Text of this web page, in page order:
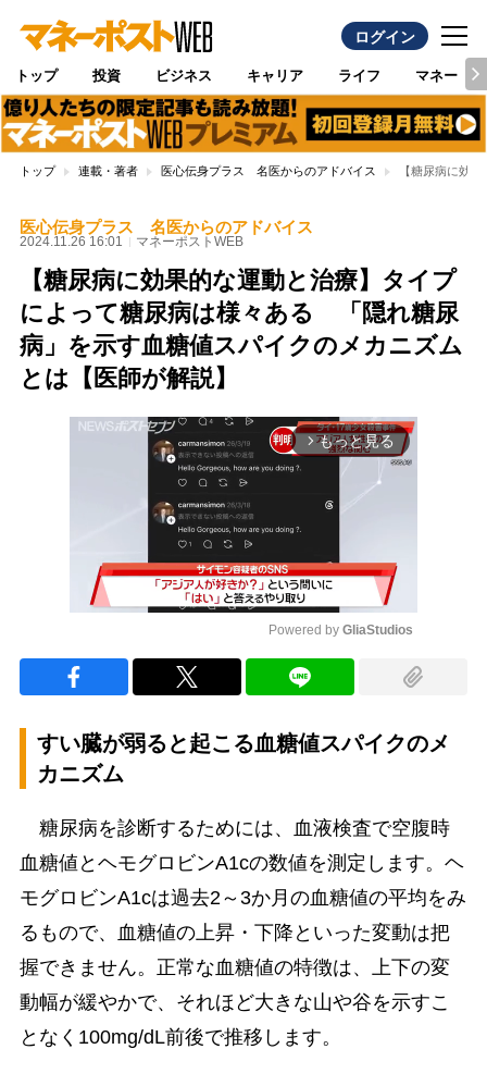
ログイン
トップ 投資 ビジネス キャリア ライフ マネー
トップ 連載・著者 医心伝身プラス 名医からのアドバイス 【糖尿病に効
医心伝身プラス 名医からのアドバイス
2024.11.26 16:01 マネーポストWEB
【糖尿病に効果的な運動と治療】タイプ
によって糖尿病は様々ある 「隠れ糖尿
病」を示す血糖値スパイクのメカニズム
とは【医師が解説】
arrow_forward_ios もっと見る
Powered by GliaStudios
すい臓が弱ると起こる血糖値スパイクのメ
カニズム
糖尿病を診断するためには、血液検査で空腹時
血糖値とヘモグロビンA1cの数値を測定します。ヘ
モグロビンA1cは過去2～3か月の血糖値の平均をみ
るもので、血糖値の上昇・下降といった変動は把
握できません。正常な血糖値の特徴は、上下の変
動幅が緩やかで、それほど大きな山や谷を示すこ
となく100mg/dL前後で推移します。